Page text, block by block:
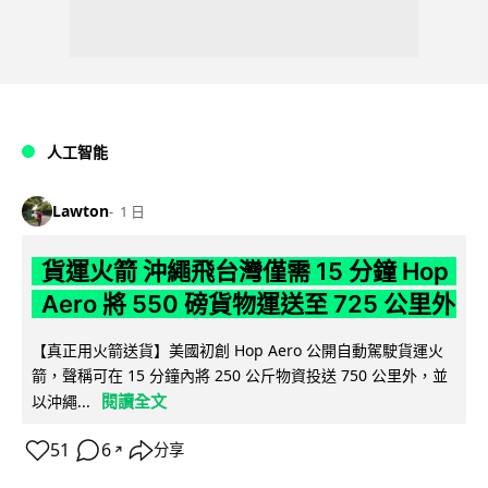
人工智能
Lawton 1 日
貨運火箭 沖繩飛台灣僅需 15 分鐘 Hop
Aero 將 550 磅貨物運送至 725 公里外
【真正用火箭送貨】美國初創 Hop Aero 公開自動駕駛貨運火
箭，聲稱可在 15 分鐘內將 250 公斤物資投送 750 公里外，並
以沖繩...
閱讀全文
51 6 ↗ 分享